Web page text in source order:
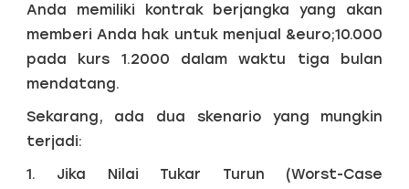
Anda memiliki kontrak berjangka yang akan
memberi Anda hak untuk menjual &euro;10.000
pada kurs 1.2000 dalam waktu tiga bulan
mendatang.
Sekarang, ada dua skenario yang mungkin
terjadi:
1. Jika Nilai Tukar Turun (Worst-Case